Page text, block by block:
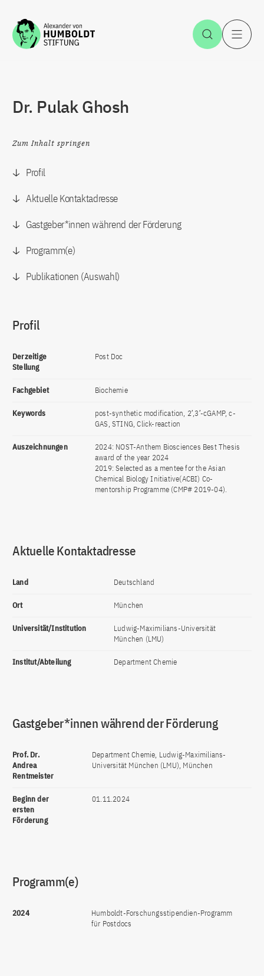
Zum Inhalt springen Suche
Dr. Pulak Ghosh
Zum Inhalt springen
Profil
Aktuelle Kontaktadresse
Gastgeber*innen während der Förderung
Programm(e)
Publikationen (Auswahl)
Profil
Derzeitige
Stellung
Post Doc
Fachgebiet Biochemie
Keywords
post-synthetic modification, 2′,3′-cGAMP, c-
GAS, STING, Click-reaction
Auszeichnungen
2024: NOST-Anthem Biosciences Best Thesis
award of the year 2024
2019: Selected as a mentee for the Asian
Chemical Biology Initiative(ACBI) Co-
mentorship Programme (CMP# 2019-04).
Aktuelle Kontaktadresse
Land Deutschland
Ort München
Universität/Institution
Ludwig-Maximilians-Universität
München (LMU)
Institut/Abteilung Department Chemie
Gastgeber*innen während der Förderung
Prof. Dr.
Andrea
Rentmeister
Department Chemie, Ludwig-Maximilians-
Universität München (LMU), München
Beginn der
ersten
Förderung
01.11.2024
Programm(e)
2024
Humboldt-Forschungsstipendien-Programm
für Postdocs